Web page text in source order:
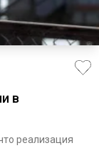
в
реализация